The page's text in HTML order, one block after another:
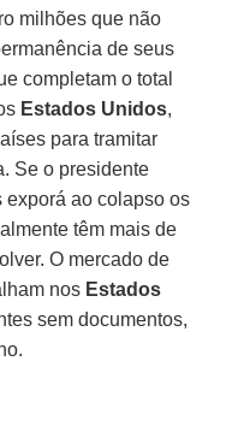
milhões que não
de seus
completam o total
Estados Unidos,
para tramitar
Se o presidente
ao colapso os
têm mais de
O mercado de
nos Estados
sem documentos,